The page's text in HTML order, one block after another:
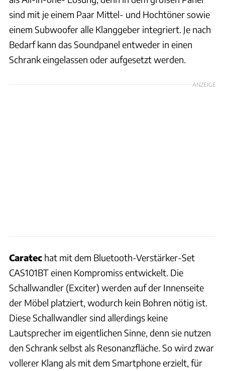
sind mit je einem Paar Mittel- und Hochtöner sowie
einem Subwoofer alle Klanggeber integriert. Je nach
Bedarf kann das Soundpanel entweder in einen
Schrank eingelassen oder aufgesetzt werden.
ANZEIGE
Caratec hat mit dem Bluetooth-Verstärker-Set
CAS101BT einen Kompromiss entwickelt. Die
Schallwandler (Exciter) werden auf der Innenseite
der Möbel platziert, wodurch kein Bohren nötig ist.
Diese Schallwandler sind allerdings keine
Lautsprecher im eigentlichen Sinne, denn sie nutzen
den Schrank selbst als Resonanzfläche. So wird zwar
vollerer Klang als mit dem Smartphone erzielt, für